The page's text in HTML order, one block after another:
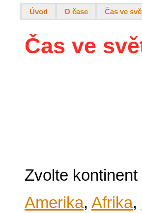
Úvod O čase Čas ve
Čas ve
Zvolte
Amerika, Afrika,